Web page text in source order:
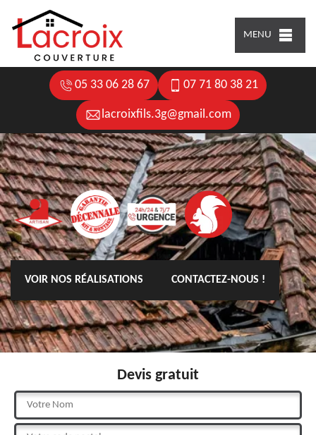
MENU
05 33 06 28 67 07 71 80 38 21
lacroixfils.3g@gmail.com
VOIR NOS RÉALISATIONS CONTACTEZ-NOUS !
Devis gratuit